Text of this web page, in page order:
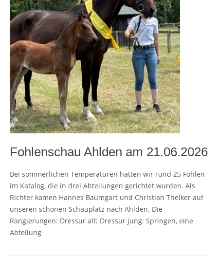
Fohlenschau Ahlden am 21.06.2026
Bei sommerlichen Temperaturen hatten wir rund 25 Fohlen
im Katalog, die in drei Abteilungen gerichtet wurden. Als
Richter kamen Hannes Baumgart und Christian Thelker auf
unseren schönen Schauplatz nach Ahlden. Die
Rangierungen: Dressur alt: Dressur jung: Springen, eine
Abteilung